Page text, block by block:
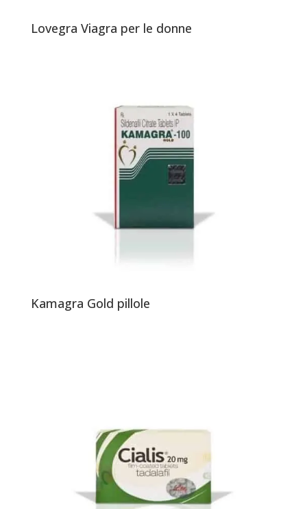
Lovegra Viagra per le donne
Kamagra Gold pillole